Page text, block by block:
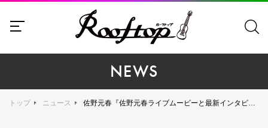
NEWS
トップ ニュース 佐野元春『佐野元春ライブムービーと最新インタビューでふりかえる40年』配信！